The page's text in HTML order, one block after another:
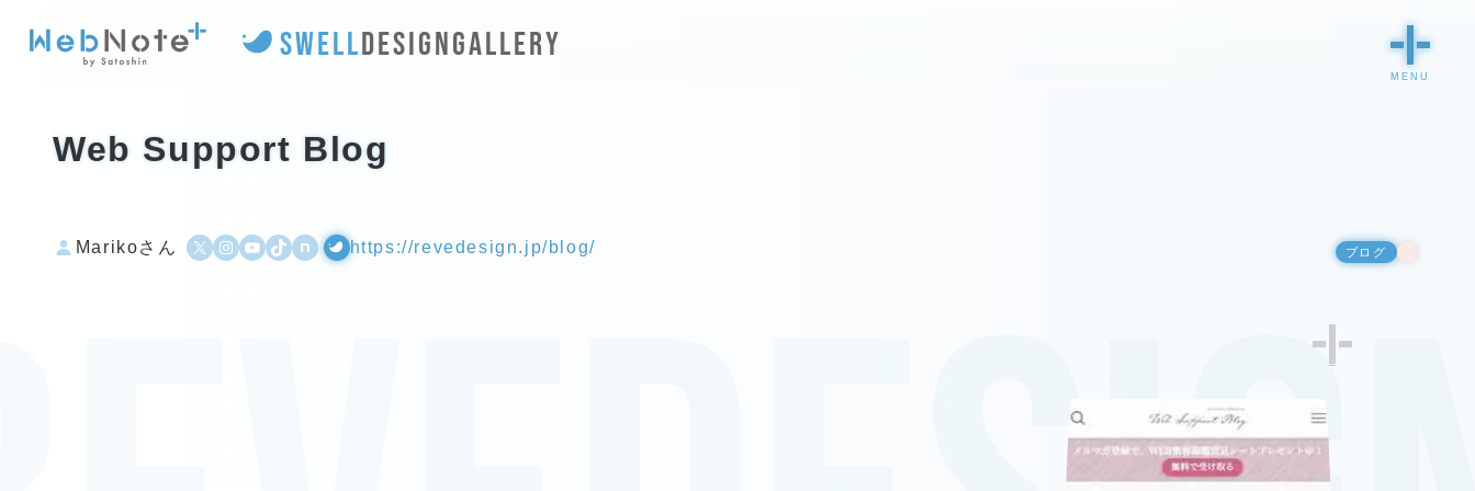
SWELLDESIGNGALLERY
Web Support Blog
Marikoさん X Instagram
YouTube
TikTok
500pxWordPress
https://revedesign.jp/blog/ ブログ
1